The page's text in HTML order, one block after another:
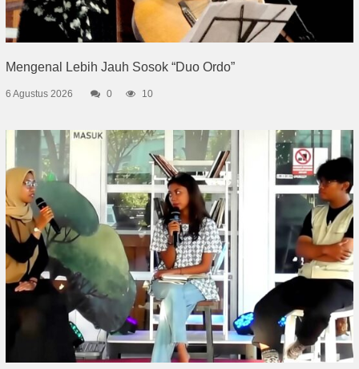
Mengenal Lebih Jauh Sosok “Duo Ordo”
6 Agustus 2026 0 10